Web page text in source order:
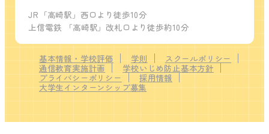
JR「高崎駅」西口より徒歩10分
上信電鉄 「高崎駅」改札口より徒歩約10分
基本情報・学校評価 学則
スクールポリシー
通信教育実施計画
学校いじめ防止基本方針
プライバシーポリシー
採用情報
大学生インターンシップ募集